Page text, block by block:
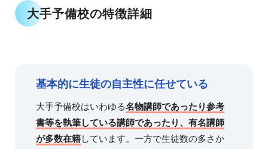
大手予備校の特徴詳細
基本的に生徒の自主性に任せている
大手予備校はいわゆる名物講師であったり参考
書等を執筆している講師であったり、有名講師
が多数在籍しています。一方で生徒数の多さか